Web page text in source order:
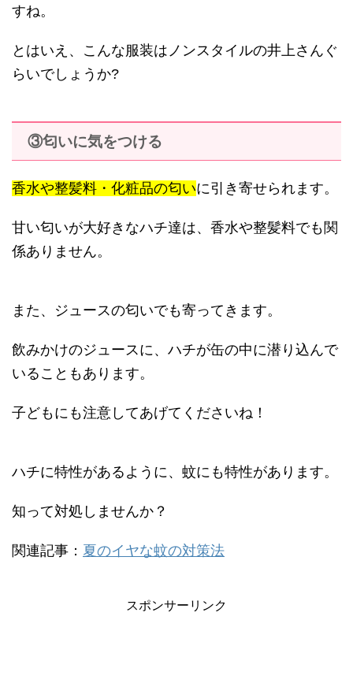
すね。
とはいえ、こんな服装はノンスタイルの井上さんぐ
らいでしょうか?
③匂いに気をつける
香水や整髪料・化粧品の匂いに引き寄せられます。
甘い匂いが大好きなハチ達は、香水や整髪料でも関
係ありません。
また、ジュースの匂いでも寄ってきます。
飲みかけのジュースに、ハチが缶の中に潜り込んで
いることもあります。
子どもにも注意してあげてくださいね！
ハチに特性があるように、蚊にも特性があります。
知って対処しませんか？
関連記事： 夏のイヤな蚊の対策法
スポンサーリンク